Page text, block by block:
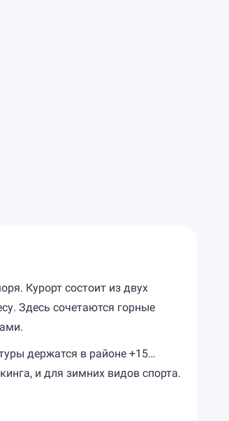
Курорт состоит из двух
Здесь сочетаются горные
держатся в районе +15…
и для зимних видов спорта.